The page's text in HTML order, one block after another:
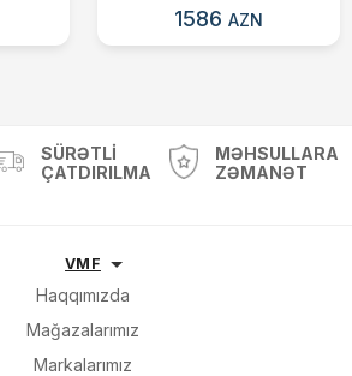
1586AZN
SÜRƏTLI
ÇATDIRILMA
MƏHSULLARA
ZƏMANƏT
VMF
Haqqımızda
Mağazalarımız
Markalarımız